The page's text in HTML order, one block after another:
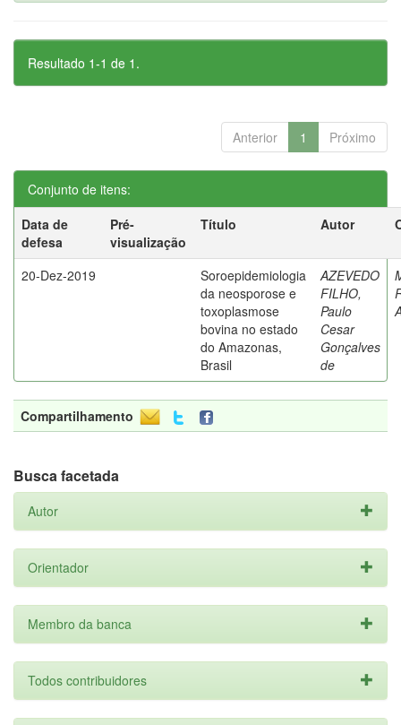
Resultado 1-1 de 1.
Anterior 1 Próximo
Conjunto de itens:
Data de
defesa
Pré-
visualização
Título Autor
20-Dez-2019
Soroepidemiologia
da neosporose e
toxoplasmose
bovina no estado
do Amazonas,
Brasil
AZEVEDO
FILHO,
Paulo
Cesar
Gonçalves
de
Compartilhamento
Busca facetada
Autor
Orientador
Membro da banca
Todos contribuidores